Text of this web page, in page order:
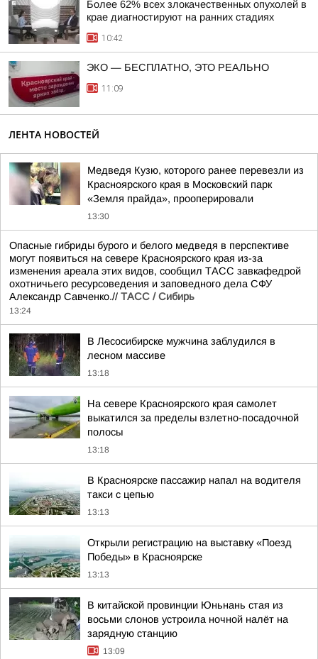
Более 62% всех злокачественных опухолей в
крае диагностируют на ранних стадиях
10:42
ЭКО — БЕСПЛАТНО, ЭТО РЕАЛЬНО
11:09
ЛЕНТА НОВОСТЕЙ
Медведя Кузю, которого ранее перевезли из
Красноярского края в Московский парк
«Земля прайда», прооперировали
13:30
Опасные гибриды бурого и белого медведя в перспективе
могут появиться на севере Красноярского края из-за
изменения ареала этих видов, сообщил ТАСС завкафедрой
охотничьего ресурсоведения и заповедного дела СФУ
Александр Савченко.// ТАСС / Сибирь
13:24
В Лесосибирске мужчина заблудился в
лесном массиве
13:18
На севере Красноярского края самолет
выкатился за пределы взлетно-посадочной
полосы
13:18
В Красноярске пассажир напал на водителя
такси с цепью
13:13
Открыли регистрацию на выставку «Поезд
Победы» в Красноярске
13:13
В китайской провинции Юньнань стая из
восьми слонов устроила ночной налёт на
зарядную станцию
13:09